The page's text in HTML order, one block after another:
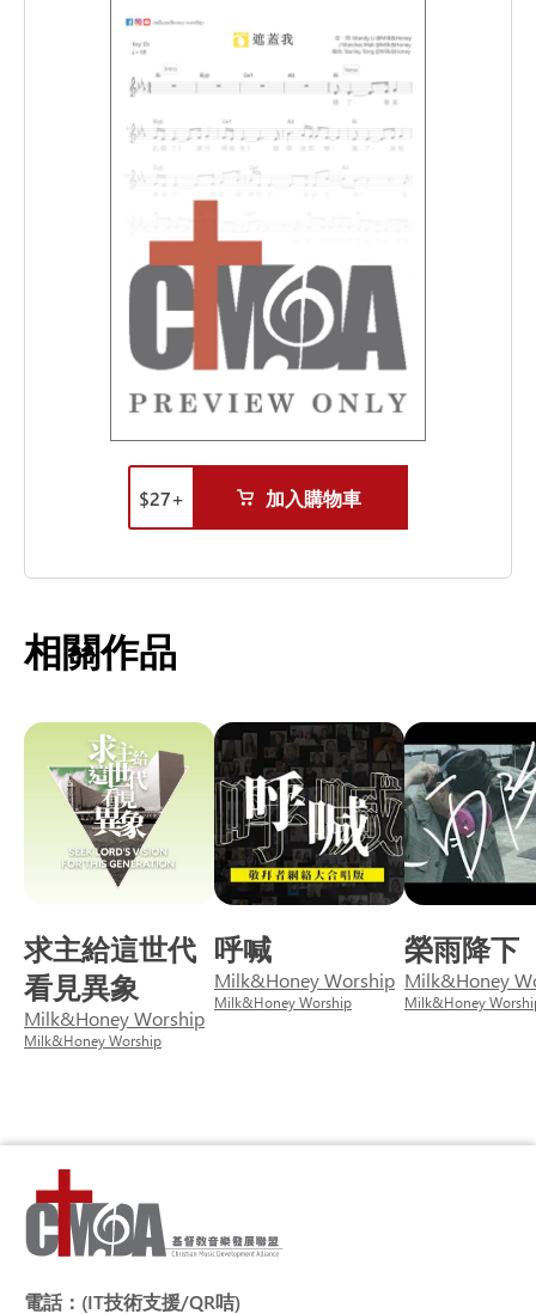
$27+ 加入購物車
相關作品
求主給這世代
看見異象
Milk&Honey Worship
Milk&Honey Worship
呼喊
Milk&Honey Worship
Milk&Honey Worship
榮雨降下
Milk&Honey
Milk&Honey
電話： (IT技術支援/QR咭)